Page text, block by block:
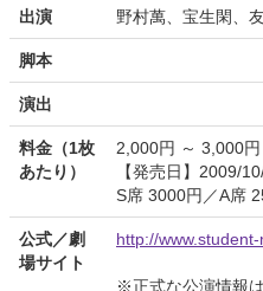
出演 野村萬、宝生閑、
脚本
演出
料金（1枚
あたり）
2,000円 ～ 3,000円
【発売日】2009/
S席 3000円／A席
公式／劇
場サイト
http://
※正式な公演情報